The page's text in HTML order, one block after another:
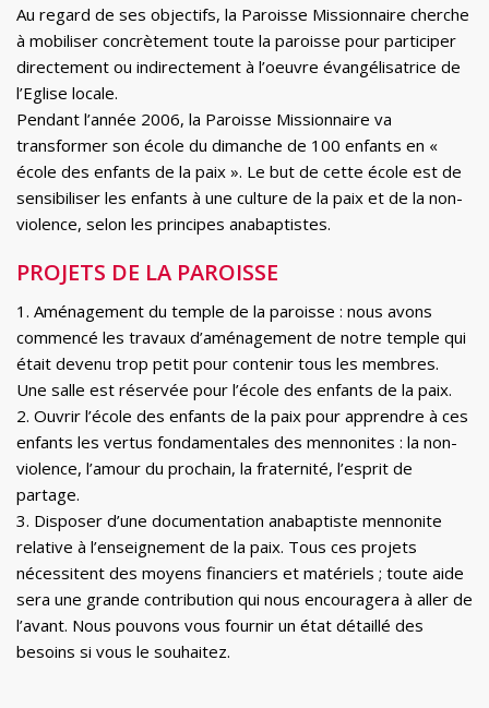
Au regard de ses objectifs, la Paroisse Missionnaire cherche
à mobiliser concrètement toute la paroisse pour participer
directement ou indirectement à l’oeuvre évangélisatrice de
l’Eglise locale.
Pendant l’année 2006, la Paroisse Missionnaire va
transformer son école du dimanche de 100 enfants en «
école des enfants de la paix ». Le but de cette école est de
sensibiliser les enfants à une culture de la paix et de la non-
violence, selon les principes anabaptistes.
PROJETS DE LA PAROISSE
1. Aménagement du temple de la paroisse : nous avons
commencé les travaux d’aménagement de notre temple qui
était devenu trop petit pour contenir tous les membres.
Une salle est réservée pour l’école des enfants de la paix.
2. Ouvrir l’école des enfants de la paix pour apprendre à ces
enfants les vertus fondamentales des mennonites : la non-
violence, l’amour du prochain, la fraternité, l’esprit de
partage.
3. Disposer d’une documentation anabaptiste mennonite
relative à l’enseignement de la paix. Tous ces projets
nécessitent des moyens financiers et matériels ; toute aide
sera une grande contribution qui nous encouragera à aller de
l’avant. Nous pouvons vous fournir un état détaillé des
besoins si vous le souhaitez.